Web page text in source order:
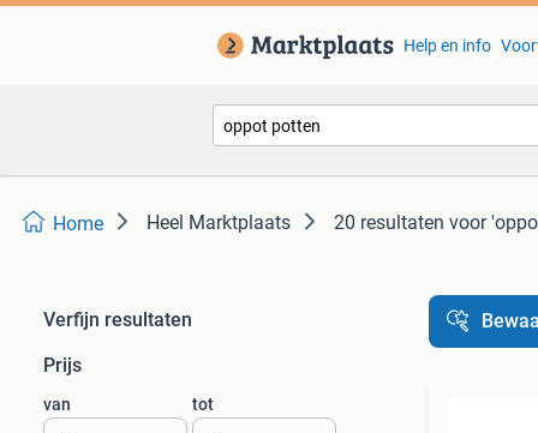
Help en info
Home Heel Marktplaats 20 resultaten voor
Verfijn resultaten
Prijs
van tot